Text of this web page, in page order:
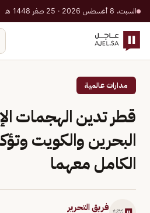
السبت، 8 أغسطس 2026 · 25 صفر 1448 هـ
مدارات عالمية
قطر تدين الهجمات
البحرين والكويت
الكامل معهما
فريق التحرير